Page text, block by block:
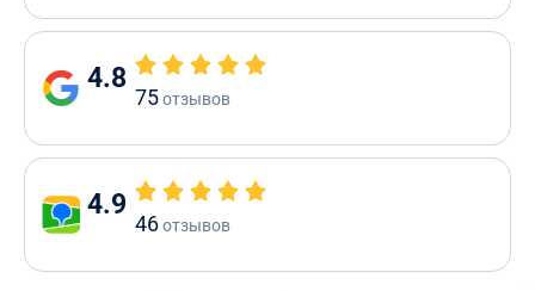
4.8
75отзывов
4.9
46отзывов